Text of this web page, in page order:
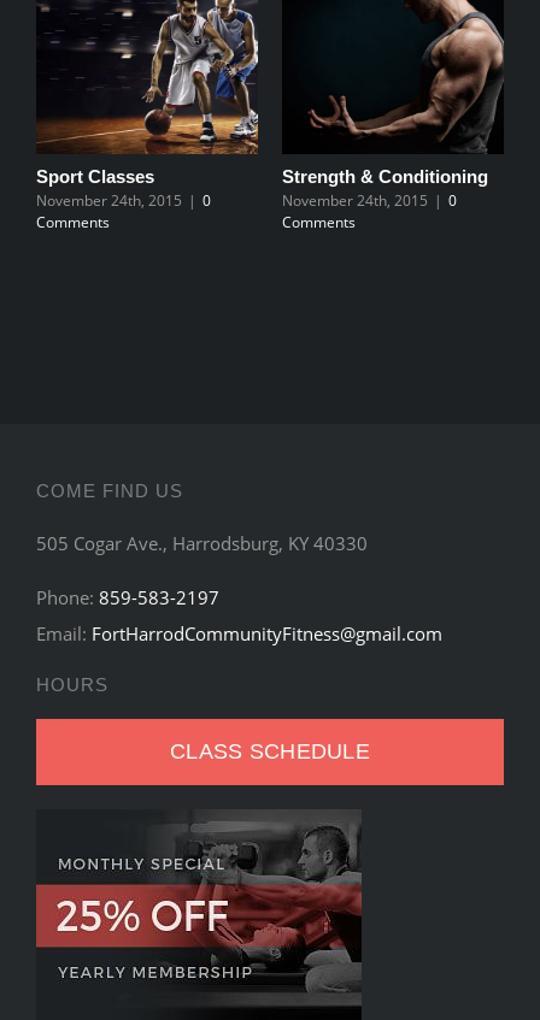
Sport Classes
November 24th, 2015 | 0
Comments
Strength & Conditioning
November 24th, 2015 | 0
Comments
COME FIND US
505 Cogar Ave., Harrodsburg, KY 40330
Phone: 859-583-2197
Email: FortHarrodCommunityFitness@gmail.com
HOURS
CLASS SCHEDULE